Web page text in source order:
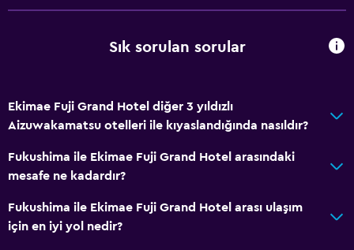
Sık sorulan sorular
Ekimae Fuji Grand Hotel diğer 3 yıldızlı
Aizuwakamatsu otelleri ile kıyaslandığında nasıldır?
Fukushima ile Ekimae Fuji Grand Hotel arasındaki
mesafe ne kadardır?
Fukushima ile Ekimae Fuji Grand Hotel arası ulaşım
için en iyi yol nedir?